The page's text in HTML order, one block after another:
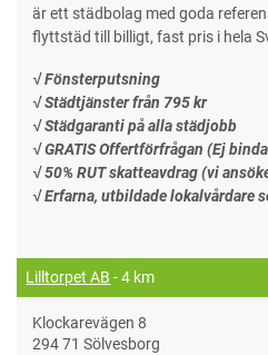
är ett städbolag med goda
flyttstäd till billigt, fast pris i hela
√ Fönsterputsning
√ Städtjänster från 795 kr
√ Städgaranti på alla städjobb
√ GRATIS Offertförfrågan (Ej
√ 50% RUT skatteavdrag (vi
√ Erfarna, utbildade lokalvårdare
Lilltorpet AB - 4 km
Klockarevägen 8
294 71 Sölvesborg